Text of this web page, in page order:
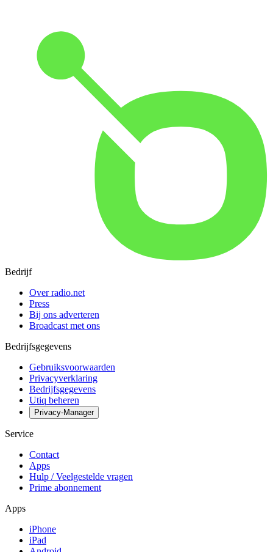
Bedrijf
Over radio.net
Press
Bij ons adverteren
Broadcast met ons
Bedrijfsgegevens
Gebruiksvoorwaarden
Privacyverklaring
Bedrijfsgegevens
Utiq beheren
Privacy-Manager
Service
Contact
Apps
Hulp / Veelgestelde vragen
Prime abonnement
Apps
iPhone
iPad